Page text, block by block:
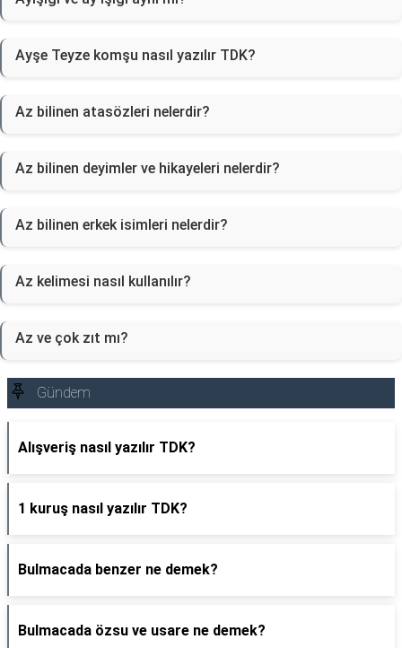
Ayşe Teyze komşu nasıl yazılır TDK?
Az bilinen atasözleri nelerdir?
Az bilinen deyimler ve hikayeleri nelerdir?
Az bilinen erkek isimleri nelerdir?
Az kelimesi nasıl kullanılır?
Az ve çok zıt mı?
Gündem
Alışveriş nasıl yazılır TDK?
1 kuruş nasıl yazılır TDK?
Bulmacada benzer ne demek?
Bulmacada özsu ve usare ne demek?